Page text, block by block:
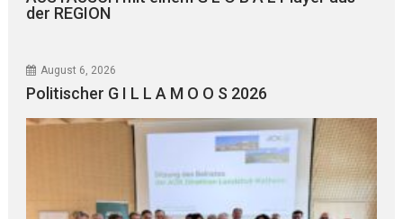
der REGION
August 6, 2026
Politischer G I L L A M O O S 2026